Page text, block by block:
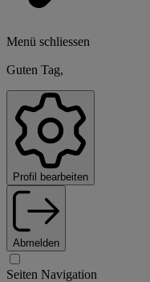
Menü schliessen
Guten Tag,
Profil bearbeiten
Abmelden
Seiten Navigation